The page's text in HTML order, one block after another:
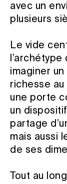
avec un
plusieurs
Le vide
imaginer
richesse au
une porte
un
partage
mais aussi
de ses
Tout au